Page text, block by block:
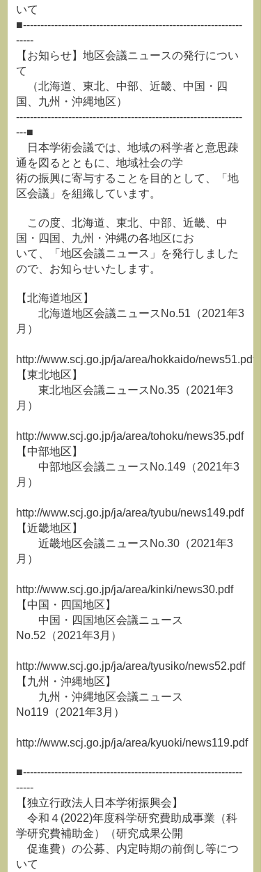
いて
■---------------------------------------------------------------
-----
【お知らせ】地区会議ニュースの発行につい
て
（北海道、東北、中部、近畿、中国・四
国、九州・沖縄地区）
-----------------------------------------------------------------
---■
日本学術会議では、地域の科学者と意思疎
通を図るとともに、地域社会の学
術の振興に寄与することを目的として、「地
区会議」を組織しています。
この度、北海道、東北、中部、近畿、中
国・四国、九州・沖縄の各地区にお
いて、「地区会議ニュース」を発行しました
ので、お知らせいたします。
【北海道地区】
北海道地区会議ニュースNo.51（2021年3
月）
http://www.scj.go.jp/ja/area/hokkaido/news51.pdf
【東北地区】
東北地区会議ニュースNo.35（2021年3
月）
http://www.scj.go.jp/ja/area/tohoku/news35.pdf
【中部地区】
中部地区会議ニュースNo.149（2021年3
月）
http://www.scj.go.jp/ja/area/tyubu/news149.pdf
【近畿地区】
近畿地区会議ニュースNo.30（2021年3
月）
http://www.scj.go.jp/ja/area/kinki/news30.pdf
【中国・四国地区】
中国・四国地区会議ニュース
No.52（2021年3月）
http://www.scj.go.jp/ja/area/tyusiko/news52.pdf
【九州・沖縄地区】
九州・沖縄地区会議ニュース
No119（2021年3月）
http://www.scj.go.jp/ja/area/kyuoki/news119.pdf
■---------------------------------------------------------------
-----
【独立行政法人日本学術振興会】
令和４(2022)年度科学研究費助成事業（科
学研究費補助金）（研究成果公開
促進費）の公募、内定時期の前倒し等につ
いて